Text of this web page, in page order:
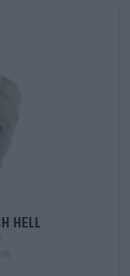
Hell
(0)